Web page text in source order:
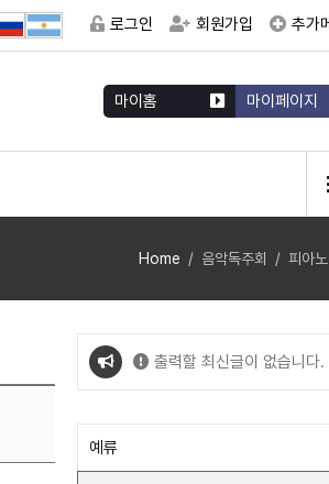
로그인 회원가입 추가
마이홈 마이페이지
Home 음악독주회 피아
출력할 최신글이 없습니다.
예류